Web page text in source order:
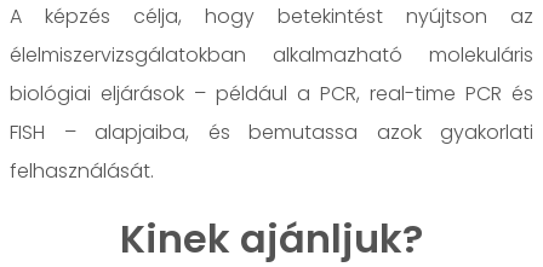
A képzés célja, hogy betekintést nyújtson az
élelmiszervizsgálatokban alkalmazható molekuláris
biológiai eljárások – például a PCR, real-time PCR és
FISH – alapjaiba, és bemutassa azok gyakorlati
felhasználását.
Kinek ajánljuk?